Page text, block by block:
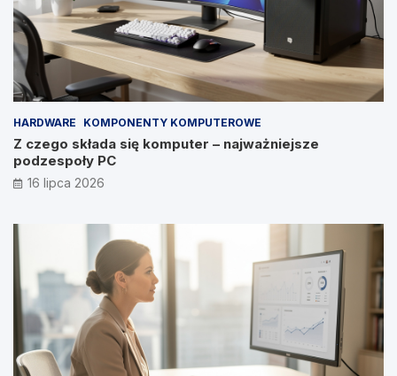
HARDWARE KOMPONENTY KOMPUTEROWE
Z czego składa się komputer – najważniejsze
podzespoły PC
16 lipca 2026